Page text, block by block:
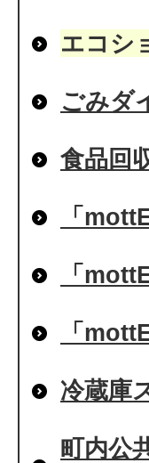
エコシ
ごみダ
食品回
「
「
「
冷蔵庫
町内公